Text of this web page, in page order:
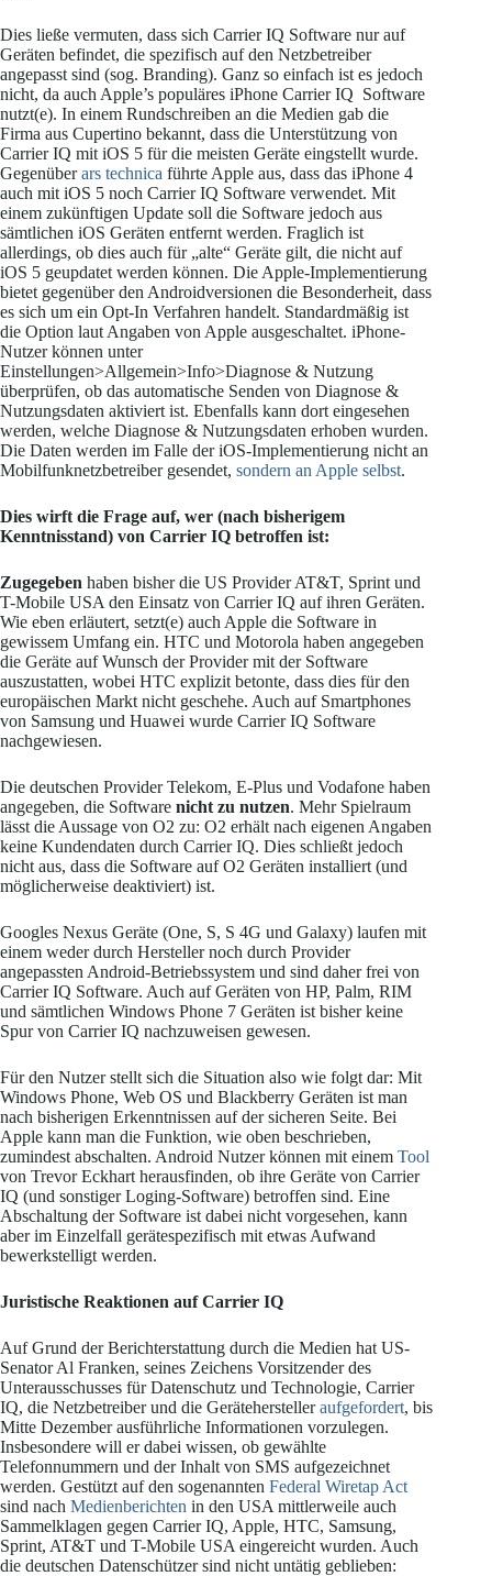
Dies ließe vermuten, dass sich Carrier IQ Software nur auf
Geräten befindet, die spezifisch auf den Netzbetreiber
angepasst sind (sog. Branding). Ganz so einfach ist es jedoch
nicht, da auch Apple’s populäres iPhone Carrier IQ Software
nutzt(e). In einem Rundschreiben an die Medien gab die
Firma aus Cupertino bekannt, dass die Unterstützung von
Carrier IQ mit iOS 5 für die meisten Geräte eingstellt wurde.
Gegenüberars technica führte Apple aus, dass das iPhone 4
auch mit iOS 5 noch Carrier IQ Software verwendet. Mit
einem zukünftigen Update soll die Software jedoch aus
sämtlichen iOS Geräten entfernt werden. Fraglich ist
allerdings, ob dies auch für „alte“ Geräte gilt, die nicht auf
iOS 5 geupdatet werden können. Die Apple-Implementierung
bietet gegenüber den Androidversionen die Besonderheit, dass
es sich um ein Opt-In Verfahren handelt. Standardmäßig ist
die Option laut Angaben von Apple ausgeschaltet. iPhone-
Nutzer können unter
Einstellungen>Allgemein>Info>Diagnose & Nutzung
überprüfen, ob das automatische Senden von Diagnose &
Nutzungsdaten aktiviert ist. Ebenfalls kann dort eingesehen
werden, welche Diagnose & Nutzungsdaten erhoben wurden.
Die Daten werden im Falle der iOS-Implementierung nicht an
Mobilfunknetzbetreiber gesendet, sondern an Apple selbst.
Dies wirft die Frage auf, wer (nach bisherigem
Kenntnisstand) von Carrier IQ betroffen ist:
Zugegeben haben bisher die US Provider AT&T, Sprint und
T-Mobile USA den Einsatz von Carrier IQ auf ihren Geräten.
Wie eben erläutert, setzt(e) auch Apple die Software in
gewissem Umfang ein. HTC und Motorola haben angegeben
die Geräte auf Wunsch der Provider mit der Software
auszustatten, wobei HTC explizit betonte, dass dies für den
europäischen Markt nicht geschehe. Auch auf Smartphones
von Samsung und Huawei wurde Carrier IQ Software
nachgewiesen.
Die deutschen Provider Telekom, E-Plus und Vodafone haben
angegeben, die Software nicht zu nutzen. Mehr Spielraum
lässt die Aussage von O2 zu: O2 erhält nach eigenen Angaben
keine Kundendaten durch Carrier IQ. Dies schließt jedoch
nicht aus, dass die Software auf O2 Geräten installiert (und
möglicherweise deaktiviert) ist.
Googles Nexus Geräte (One, S, S 4G und Galaxy) laufen mit
einem weder durch Hersteller noch durch Provider
angepassten Android-Betriebssystem und sind daher frei von
Carrier IQ Software. Auch auf Geräten von HP, Palm, RIM
und sämtlichen Windows Phone 7 Geräten ist bisher keine
Spur von Carrier IQ nachzuweisen gewesen.
Für den Nutzer stellt sich die Situation also wie folgt dar: Mit
Windows Phone, Web OS und Blackberry Geräten ist man
nach bisherigen Erkenntnissen auf der sicheren Seite. Bei
Apple kann man die Funktion, wie oben beschrieben,
zumindest abschalten. Android Nutzer können mit einem Tool
von Trevor Eckhart herausfinden, ob ihre Geräte von Carrier
IQ (und sonstiger Loging-Software) betroffen sind. Eine
Abschaltung der Software ist dabei nicht vorgesehen, kann
aber im Einzelfall gerätespezifisch mit etwas Aufwand
bewerkstelligt werden.
Juristische Reaktionen auf Carrier IQ
Auf Grund der Berichterstattung durch die Medien hat US-
Senator Al Franken, seines Zeichens Vorsitzender des
Unterausschusses für Datenschutz und Technologie, Carrier
IQ, die Netzbetreiber und die Geräteherstelleraufgefordert, bis
Mitte Dezember ausführliche Informationen vorzulegen.
Insbesondere will er dabei wissen, ob gewählte
Telefonnummern und der Inhalt von SMS aufgezeichnet
werden. Gestützt auf den sogenannten Federal Wiretap Act
sind nach Medienberichten in den USA mittlerweile auch
Sammelklagen gegen Carrier IQ, Apple, HTC, Samsung,
Sprint, AT&T und T-Mobile USA eingereicht wurden. Auch
die deutschen Datenschützer sind nicht untätig geblieben: